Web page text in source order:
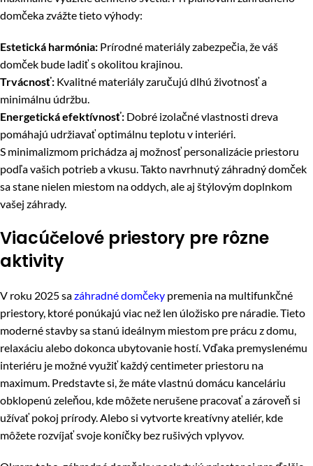
domčeka zvážte tieto výhody:
Estetická harmónia: Prírodné materiály zabezpečia, že váš
domček bude ladiť s okolitou krajinou.
Trvácnosť: Kvalitné materiály zaručujú dlhú životnosť a
minimálnu údržbu.
Energetická efektívnosť: Dobré izolačné vlastnosti dreva
pomáhajú udržiavať optimálnu teplotu v interiéri.
S minimalizmom prichádza aj možnosť personalizácie priestoru
podľa vašich potrieb a vkusu. Takto navrhnutý záhradný domček
sa stane nielen miestom na oddych, ale aj štýlovým doplnkom
vašej záhrady.
Viacúčelové priestory pre rôzne
aktivity
V roku 2025 sazáhradné domčeky premenia na multifunkčné
priestory, ktoré ponúkajú viac než len úložisko pre náradie. Tieto
moderné stavby sa stanú ideálnym miestom pre prácu z domu,
relaxáciu alebo dokonca ubytovanie hostí. Vďaka premyslenému
interiéru je možné využiť každý centimeter priestoru na
maximum. Predstavte si, že máte vlastnú domácu kanceláriu
obklopenú zeleňou, kde môžete nerušene pracovať a zároveň si
užívať pokoj prírody. Alebo si vytvorte kreatívny ateliér, kde
môžete rozvíjať svoje koníčky bez rušivých vplyvov.